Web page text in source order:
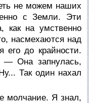
не можем наших
с Земли. Эти
как на умственно
насмехаются над
его до крайности.
— Она запнулась,
Так один нахал
молчание. Я знал,